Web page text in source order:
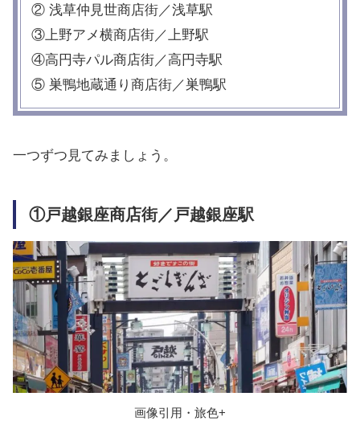
② 浅草仲見世商店街／浅草駅
③上野アメ横商店街／上野駅
④高円寺パル商店街／高円寺駅
⑤ 巣鴨地蔵通り商店街／巣鴨駅
一つずつ見てみましょう。
①戸越銀座商店街／戸越銀座駅
画像引用・旅色+